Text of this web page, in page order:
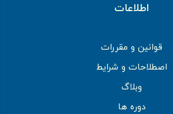
اطلاعات
قوانین و مقررات
اصطلاحات و شرایط
وبلاگ
دوره ها